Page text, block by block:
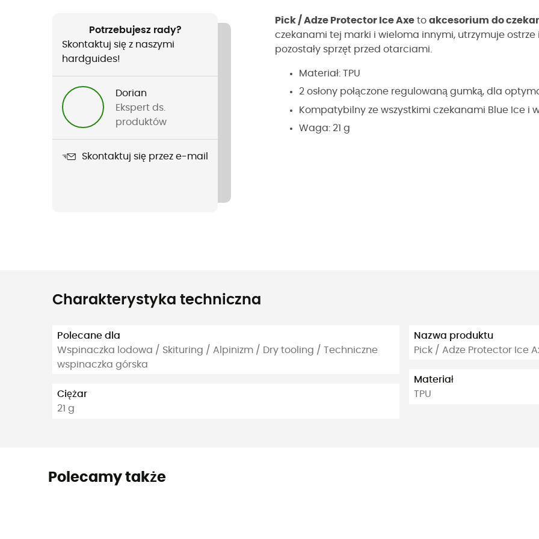
Potrzebujesz rady?
Skontaktuj się z naszymi
hardguides!
Dorian
Ekspert ds.
produktów
Skontaktuj się przez e-mail
Pick / Adze Protector Ice Axe to akcesorium do
czekanami tej marki i wieloma innymi, utrzymuje ostrze
pozostały sprzęt przed otarciami.
Materiał: TPU
2 osłony połączone regulowaną gumką, dla
Kompatybilny ze wszystkimi czekanami Blue Ice i
Waga: 21 g
Charakterystyka techniczna
Polecane dla
Wspinaczka lodowa / Skituring / Alpinizm / Dry tooling / Techniczne
wspinaczka górska
Ciężar
21 g
Nazwa produktu
Pick / Adze Protector Ice
Materiał
TPU
Polecamy także